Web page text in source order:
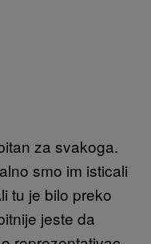
za svakoga.
smo im isticali
tu je bilo preko
jeste da